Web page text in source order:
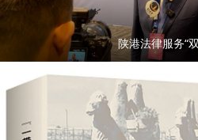
陕港法律服务“